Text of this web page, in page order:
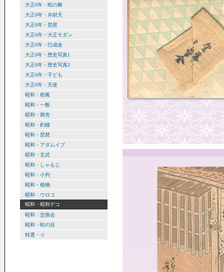
大正6年・蛇の舞
大正6年・弁財天
大正6年・琵琶
大正6年・大正モダン
大正6年・巳成金
大正6年・歴史写真1
大正6年・歴史写真2
大正6年・子ども
大正6年・天使
昭和・梧鳳
昭和・一般
昭和・商売
昭和・釣鐘
昭和・琵琶
昭和・アダムイブ
昭和・玄武
昭和・しゃもじ
昭和・小判
昭和・植物
昭和・ウロコ
昭和・昭和デコ
昭和・交換会
昭和・蛇の目
特選・☆